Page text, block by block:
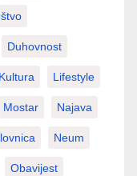
Duhovnost
Kultura Lifestyle
Mostar Najava
Neum
Obavijest